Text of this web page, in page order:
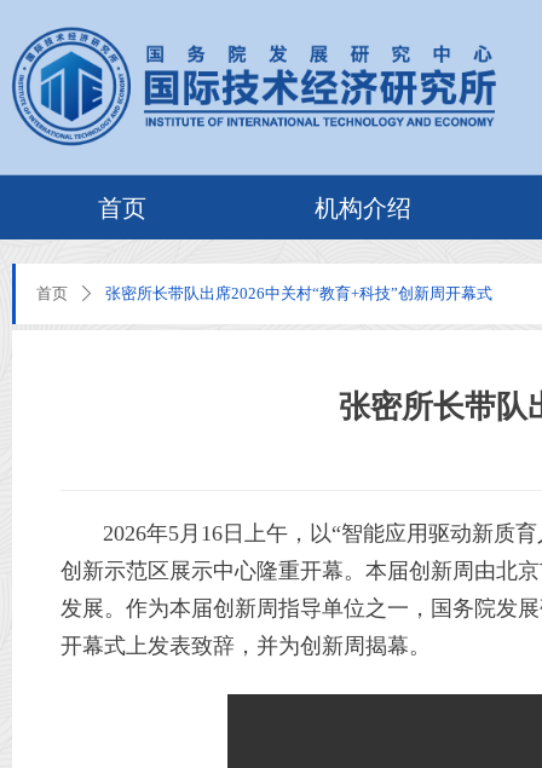
首页 机构介绍
首页 ꄲ 张密所长带队出席2026中关村“教育+科技”创新周开幕式
张密所长带队
2026年5月16日上午，以“智能应用驱动新质育
创新示范区展示中心隆重开幕。本届创新周由北
发展。作为本届创新周指导单位之一，国务院发
开幕式上发表致辞，并为创新周揭幕。